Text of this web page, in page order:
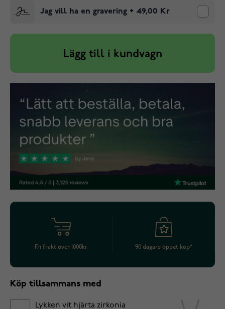
Jag vill ha en gravering + 49,00 Kr
Lägg till i kundvagn
Fri frakt över 1000kr 90 dagars öppet köp*
Köp tillsammans med
Lykken vit hjärta zirkonia